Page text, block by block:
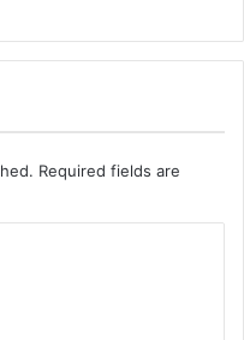
Required fields are